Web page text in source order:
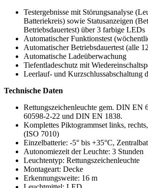
Testergebnisse mit Störungsanalyse
Batteriekreis) sowie Statusanzeigen
Betriebsdauertest) über 3 farbige LEDs
Automatischer Funktionstest
Automatischer Betriebsdauertest (alle
Automatische Ladeüberwachung
Tiefentladeschutz mit
Leerlauf- und Kurzschlussabschaltung
Technische Daten
Rettungszeichenleuchte gem. DIN EN
60598-2-22 und DIN EN 1838.
Komplettes Piktogrammset links,
(ISO 7010)
Einzelbatterie: -5° bis +35°C,
Autonomiezeit der Leuchte: 3 Stunden
Leuchtentyp: Rettungszeichenleuchte
Montageart: Decke
Erkennungsweite: 16 m